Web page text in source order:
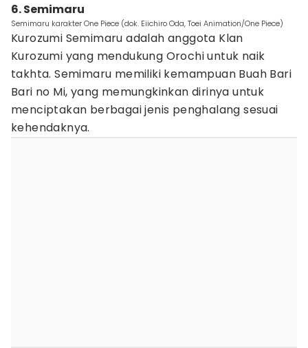
6. Semimaru
Semimaru karakter One Piece (dok. Eiichiro Oda, Toei Animation/One Piece)
Kurozumi Semimaru adalah anggota Klan
Kurozumi yang mendukung Orochi untuk naik
takhta. Semimaru memiliki kemampuan Buah Bari
Bari no Mi, yang memungkinkan dirinya untuk
menciptakan berbagai jenis penghalang sesuai
kehendaknya.